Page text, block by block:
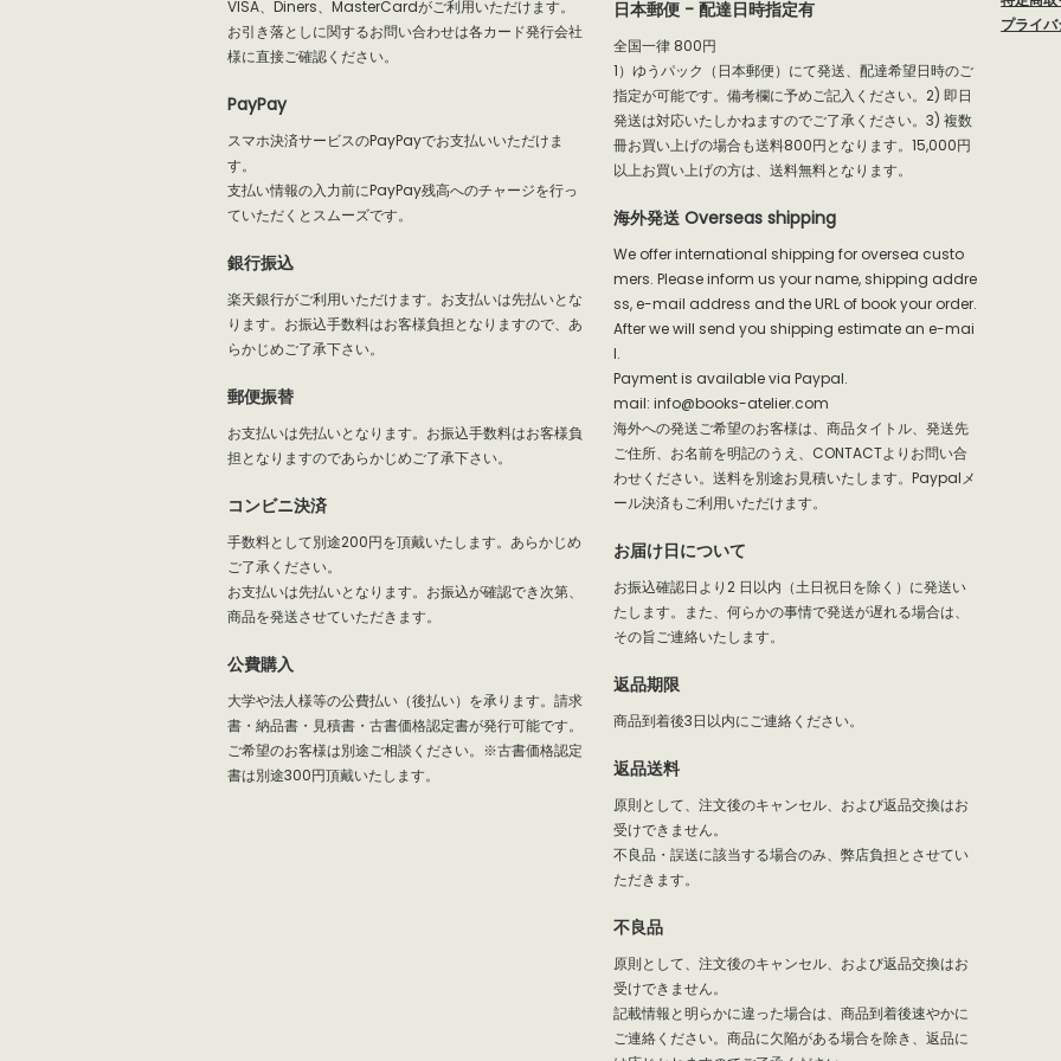
VISA、Diners、MasterCardがご利用いただけます。
お引き落としに関するお問い合わせは各カード発行会社
様に直接ご確認ください。
PayPay
スマホ決済サービスのPayPayでお支払いいただけま
す。
支払い情報の入力前にPayPay残高へのチャージを行っ
ていただくとスムーズです。
銀行振込
楽天銀行がご利用いただけます。お支払いは先払いとな
ります。お振込手数料はお客様負担となりますので、あ
らかじめご了承下さい。
郵便振替
お支払いは先払いとなります。お振込手数料はお客様負
担となりますのであらかじめご了承下さい。
コンビニ決済
手数料として別途200円を頂戴いたします。あらかじめ
ご了承ください。
お支払いは先払いとなります。お振込が確認でき次第、
商品を発送させていただきます。
公費購入
大学や法人様等の公費払い（後払い）を承ります。請求
書・納品書・見積書・古書価格認定書が発行可能です。
ご希望のお客様は別途ご相談ください。※古書価格認定
書は別途300円頂戴いたします。
日本郵便 - 配達日時指定有
全国一律 800円
1）ゆうパック（日本郵便）にて発送、配達希望日時のご
指定が可能です。備考欄に予めご記入ください。2) 即日
発送は対応いたしかねますのでご了承ください。3) 複数
冊お買い上げの場合も送料800円となります。15,000円
以上お買い上げの方は、送料無料となります。
海外発送 Overseas shipping
We offer international shipping for oversea custo
mers. Please inform us your name, shipping addre
ss, e-mail address and the URL of book your order.
After we will send you shipping estimate an e-mai
l.
Payment is available via Paypal.
mail: info@books-atelier.com
海外への発送ご希望のお客様は、商品タイトル、発送先
ご住所、お名前を明記のうえ、CONTACTよりお問い合
わせください。送料を別途お見積いたします。Paypalメ
ール決済もご利用いただけます。
お届け日について
お振込確認日より2 日以内（土日祝日を除く）に発送い
たします。また、何らかの事情で発送が遅れる場合は、
その旨ご連絡いたします。
返品期限
商品到着後3日以内にご連絡ください。
返品送料
原則として、注文後のキャンセル、および返品交換はお
受けできません。
不良品・誤送に該当する場合のみ、弊店負担とさせてい
ただきます。
不良品
原則として、注文後のキャンセル、および返品交換はお
受けできません。
記載情報と明らかに違った場合は、商品到着後速やかに
ご連絡ください。商品に欠陥がある場合を除き、返品に
プライ